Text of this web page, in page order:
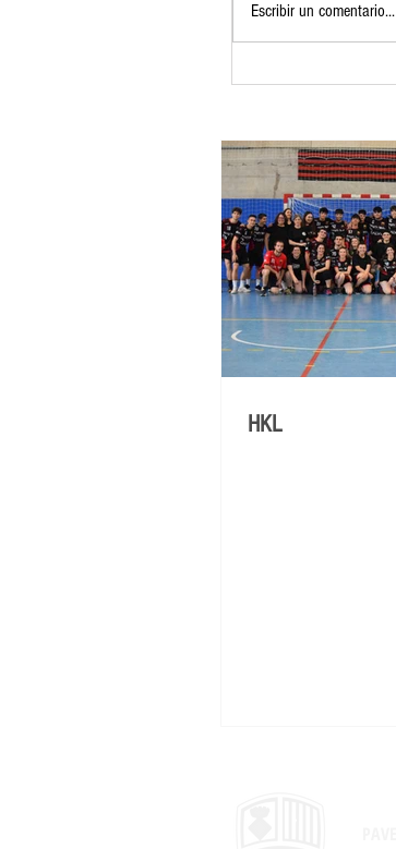
Escribir un comentario...
HKL